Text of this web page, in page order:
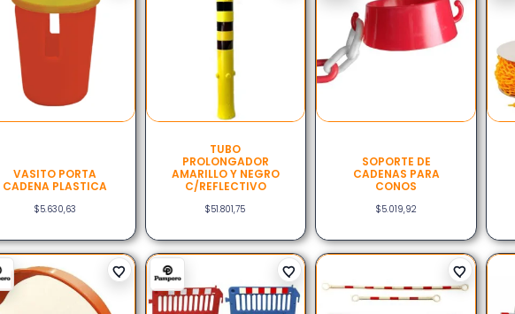
VASITO PORTA
CADENA PLASTICA
$5.630,63
TUBO
PROLONGADOR
AMARILLO Y NEGRO
C/REFLECTIVO
$51.801,75
SOPORTE DE
CADENAS PARA
CONOS
$5.019,92